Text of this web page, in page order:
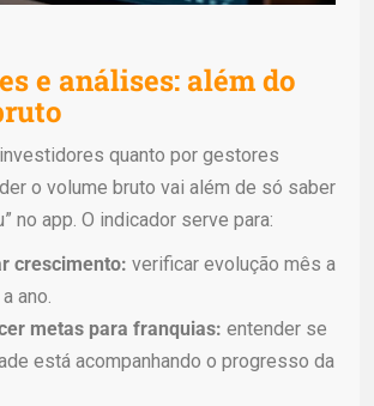
e análises: além do
quanto por gestores
o volume bruto vai além de só saber
no app. O indicador serve para:
crescimento: verificar evolução mês a
ano.
metas para franquias: entender se
está acompanhando o progresso da